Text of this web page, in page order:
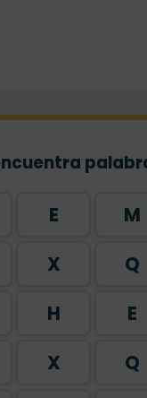
E M
X Q
H E
X Q